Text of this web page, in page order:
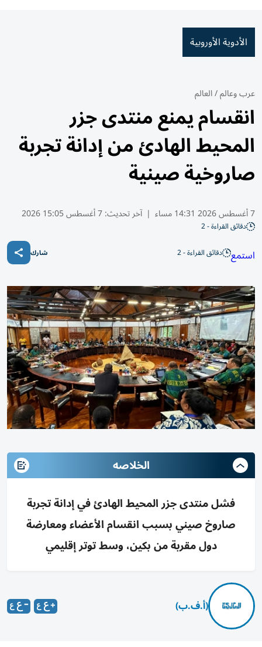
الأدوية الأوروبية
عرب وعالم/العالم
انقسام يمنع منتدى جزر
المحيط الهادئ من إدانة تجربة
صاروخية صينية
7 أغسطس 2026 14:31 مساء | آخر تحديث:7 أغسطس 15:05 2026
دقائق القراءة - 2
استمع دقائق القراءة - 2 شارك
الخلاصه
فشل منتدى جزر المحيط الهادئ في إدانة تجربة
صاروخ صيني بسبب انقسام الأعضاء ومعارضة
دول مقربة من بكين، وسط توتر إقليمي
(أ.ف.ب)